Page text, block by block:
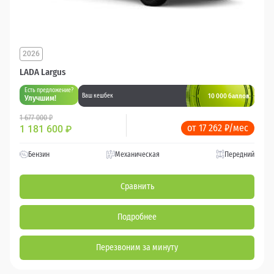
LADA Largus
2026
Есть предложение?
Улучшим! Ваш кешбек 10 000 баллов
1 677 000 ₽
1 181 600 ₽ от 17 262 ₽/мес
Бензин Механическая Передний
Сравнить
Подробнее
Перезвоним за минуту